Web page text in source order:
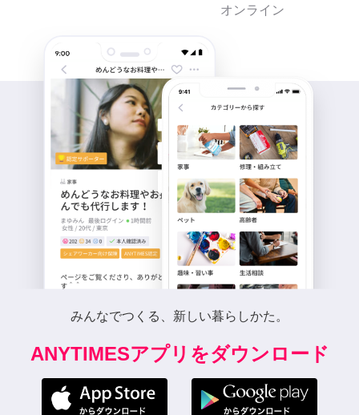
オンライン
みんなでつくる、新しい暮らしかた。
ANYTIMESアプリをダウンロード